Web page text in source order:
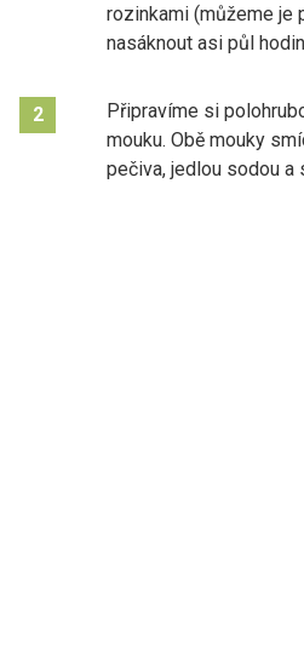
rozinkami (můžeme je
nasáknout asi půl
2
Připravíme si
mouku. Obě mouky
pečiva, jedlou sodou a